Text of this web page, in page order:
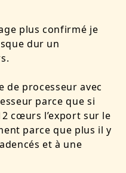
plus confirmé je
dur un
de processeur avec
parce que si
cœurs l’export sur le
parce que plus il y
et à une